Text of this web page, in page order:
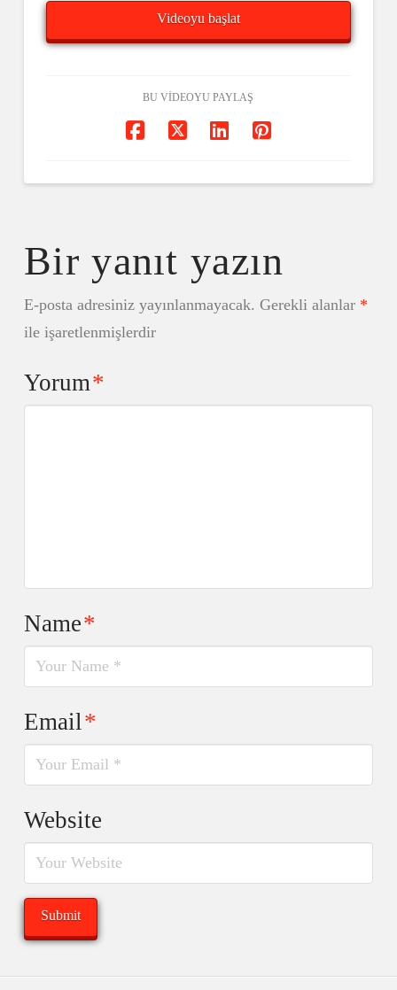
Videoyu başlat
BU VIDEOYU PAYLAŞ
Bir yanıt yazın
E-posta adresiniz yayınlanmayacak. Gerekli alanlar *
ile işaretlenmişlerdir
Yorum*
Name*
Email*
Website